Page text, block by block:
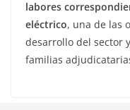
labores
eléctrico, una de las
desarrollo del sector
familias